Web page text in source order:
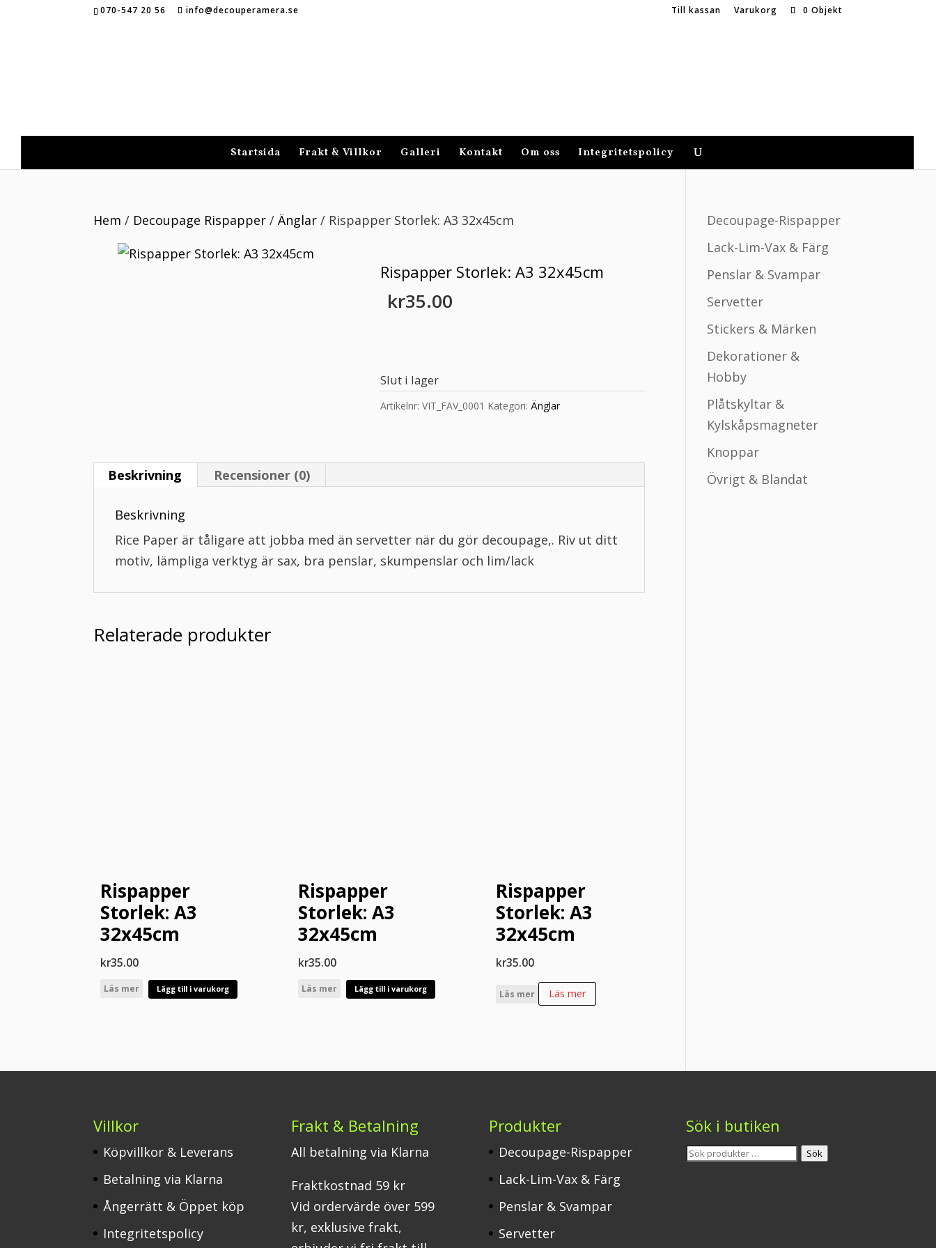
070-547 20 56 info@decouperamera.se Till kassan Varukorg 0 Objekt
Startsida Frakt & Villkor Galleri Kontakt Om oss Integritetspolicy
Hem / Decoupage Rispapper /Änglar / Rispapper Storlek: A3 32x45cm
Rispapper Storlek: A3 32x45cm
kr35.00
Slut i lager
Artikelnr:VIT_FAV_0001 Kategori:Änglar
Beskrivning Recensioner (0)
Beskrivning
Rice Paper är tåligare att jobba med än servetter när du gör decoupage,. Riv ut ditt
motiv, lämpliga verktyg är sax, bra penslar, skumpenslar och lim/lack
Relaterade produkter
Rispapper
Storlek: A3
32x45cm
kr35.00
Läs mer Lägg till i varukorg
Rispapper
Storlek: A3
32x45cm
kr35.00
Läs mer Lägg till i varukorg
Rispapper
Storlek: A3
32x45cm
kr35.00
Läs mer Läs mer
Decoupage-Rispapper
Lack-Lim-Vax & Färg
Penslar & Svampar
Servetter
Stickers & Märken
Dekorationer &
Hobby
Plåtskyltar &
Kylskåpsmagneter
Knoppar
Övrigt & Blandat
Villkor
Köpvillkor & Leverans
Betalning via Klarna
Ångerrätt & Öppet köp
Integritetspolicy
Frakt & Betalning
All betalning via Klarna
Fraktkostnad 59 kr
Vid ordervärde över 599
kr, exklusive frakt,
Produkter
Decoupage-Rispapper
Lack-Lim-Vax & Färg
Penslar & Svampar
Servetter
Sök i butiken
Sök
Sök